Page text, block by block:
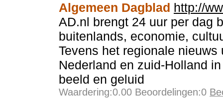
Algemeen Dagblad http://
AD.nl brengt 24 uur per dag
buitenlands, economie,
Tevens het regionale
Nederland en zuid-Holland
beeld en geluid
Waardering:0.00 Beoordelingen:0